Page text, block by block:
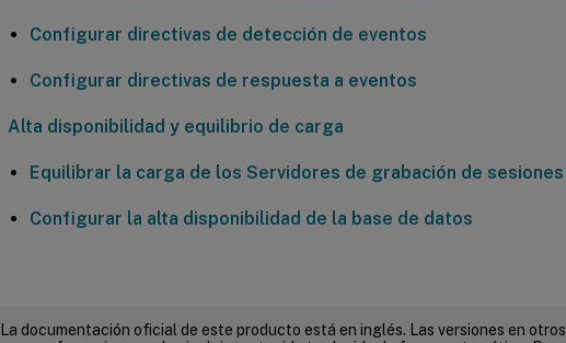
Configurar directivas de detección de eventos
Configurar directivas de respuesta a eventos
Alta disponibilidad y equilibrio de carga
Equilibrar la carga de los Servidores de grabación de sesiones
Configurar la alta disponibilidad de la base de datos
La documentación oficial de este producto está en inglés. Las versiones en